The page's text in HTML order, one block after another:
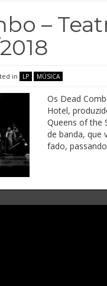
–
in LP MÚSICA
Os Dead
Hotel,
Queens of the
de banda, que
fado,